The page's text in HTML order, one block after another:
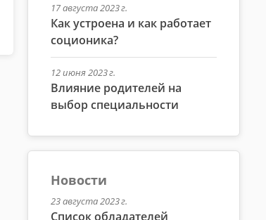
17 августа 2023 г.
Как устроена и как работает
соционика?
12 июня 2023 г.
Влияние родителей на
выбор специальности
Новости
23 августа 2023 г.
Список обладателей